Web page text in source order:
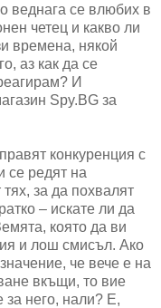
веднага се влюбих в
четец и какво ли
времена, някой
аз как да се
И
Spy.BG за
конкуренция с
се редят на
за да похвалят
– искате ли да
която да ви
и лош смисъл. Ако
че вече е на
вкъщи, то вие
за него, нали? Е,